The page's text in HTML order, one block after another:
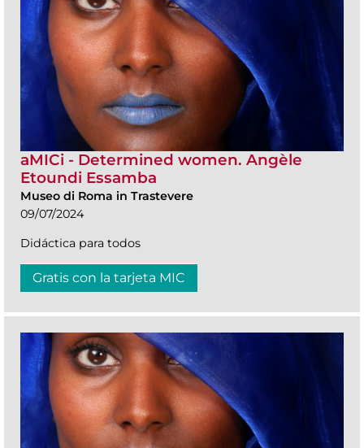
aMICi - Determined women. Angèle
Etoundi Essamba
Museo di Roma in Trastevere
09/07/2024
Didáctica para todos
Gratis con la tarjeta MIC